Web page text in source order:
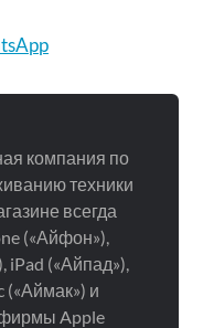
компания по
техники
всегда
(«Айфон»),
iPad («Айпад»),
(«Аймак») и
фирмы Apple